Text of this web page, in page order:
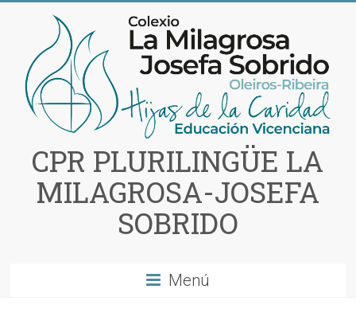
contenido
CPR PLURILINGÜE LA
MILAGROSA-JOSEFA
SOBRIDO
Menú